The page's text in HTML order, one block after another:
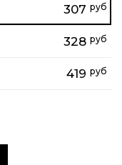
307 руб
328 руб
419 руб